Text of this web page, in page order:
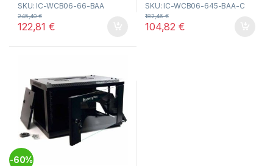
u
t
o
f
SKU: IC-WCB06-66-BAA
122,81€
245,40€
u
t
o
f
SKU: IC-WCB06-645-BAA-C
104,82€
182,46€
-60%